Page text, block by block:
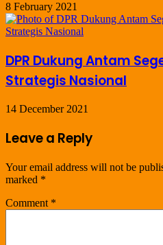
8 February 2021
DPR Dukung Antam
Strategis Nasional
14 December 2021
Leave a Reply
Your email address will not be
marked *
Comment *